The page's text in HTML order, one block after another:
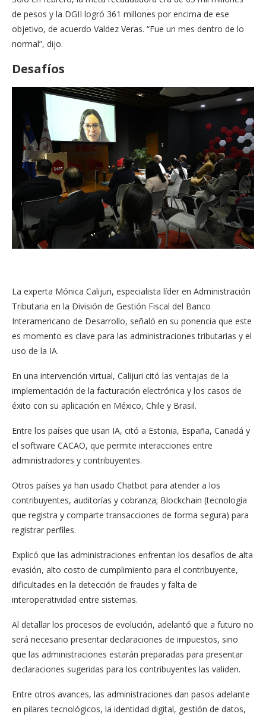
de pesos y la DGII logró 361 millones por encima de ese
objetivo, de acuerdo Valdez Veras. “Fue un mes dentro de lo
normal”, dijo.
Desafíos
La experta Mónica Calijuri, especialista líder en Administración
Tributaria en la División de Gestión Fiscal del Banco
Interamericano de Desarrollo, señaló en su ponencia que este
es momento es clave para las administraciones tributarias y el
uso de la IA.
En una intervención virtual, Calijuri citó las ventajas de la
implementación de la facturación electrónica y los casos de
éxito con su aplicación en México, Chile y Brasil.
Entre los países que usan IA, citó a Estonia, España, Canadá y
el software CACAO, que permite interacciones entre
administradores y contribuyentes.
Otros países ya han usado Chatbot para atender a los
contribuyentes, auditorías y cobranza; Blockchain (tecnología
que registra y comparte transacciones de forma segura) para
registrar perfiles.
Explicó que las administraciones enfrentan los desafíos de alta
evasión, alto costo de cumplimiento para el contribuyente,
dificultades en la detección de fraudes y falta de
interoperatividad entre sistemas.
Al detallar los procesos de evolución, adelantó que a futuro no
será necesario presentar declaraciones de impuestos, sino
que las administraciones estarán preparadas para presentar
declaraciones sugeridas para los contribuyentes las validen.
Entre otros avances, las administraciones dan pasos adelante
en pilares tecnológicos, la identidad digital, gestión de datos,